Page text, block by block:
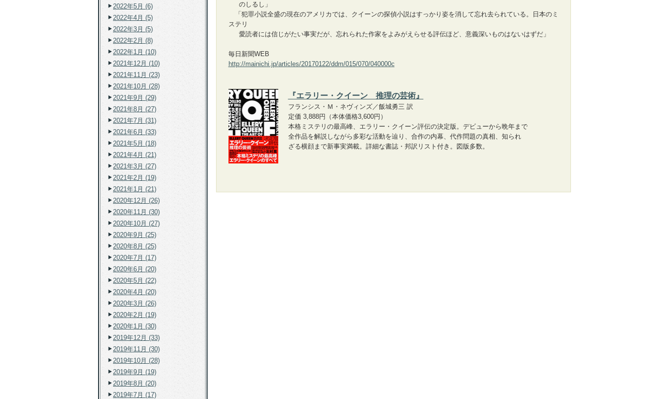
のしるし」
「犯罪小説全盛の現在のアメリカでは、クイーンの探偵小説はすっかり姿を消して忘れ去られている。日本のミ
ステリ
愛読者には信じがたい事実だが、忘れられた作家をよみがえらせる評伝ほど、意義深いものはないはずだ」
毎日新聞WEB
http://mainichi.jp/articles/20170122/ddm/015/070/040000c
『エラリー・クイーン 推理の芸術』
フランシス・Ｍ・ネヴィンズ／飯城勇三 訳
定価 3,888円（本体価格3,600円）
本格ミステリの最高峰、エラリー・クイーン評伝の決定版。デビューから晩年まで
全作品を解説しながら多彩な活動を辿り、合作の内幕、代作問題の真相、知られ
ざる横顔まで新事実満載。詳細な書誌・邦訳リスト付き。図版多数。
2022年5月 (6)
2022年4月 (5)
2022年3月 (5)
2022年2月 (8)
2022年1月 (10)
2021年12月 (10)
2021年11月 (23)
2021年10月 (28)
2021年9月 (29)
2021年8月 (27)
2021年7月 (31)
2021年6月 (33)
2021年5月 (18)
2021年4月 (21)
2021年3月 (27)
2021年2月 (19)
2021年1月 (21)
2020年12月 (26)
2020年11月 (30)
2020年10月 (27)
2020年9月 (25)
2020年8月 (25)
2020年7月 (17)
2020年6月 (20)
2020年5月 (22)
2020年4月 (20)
2020年3月 (26)
2020年2月 (19)
2020年1月 (30)
2019年12月 (33)
2019年11月 (30)
2019年10月 (28)
2019年9月 (19)
2019年8月 (20)
2019年7月 (17)